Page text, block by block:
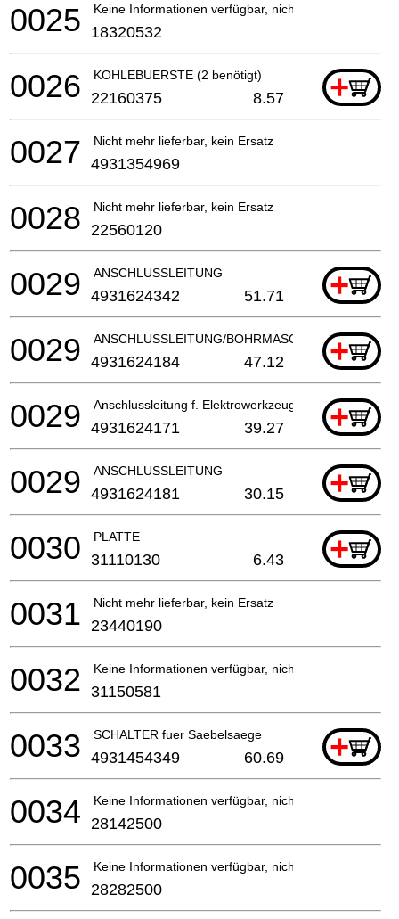
Keine Informationen verfügbar, nicht bestellbar
0025 18320532
KOHLEBUERSTE (2 benötigt) +
0026 22160375 8.57
Nicht mehr lieferbar, kein Ersatz
0027 4931354969
Nicht mehr lieferbar, kein Ersatz
0028 22560120
ANSCHLUSSLEITUNG +
0029 4931624342 51.71
ANSCHLUSSLEITUNG/BOHRMASCHINE+
0029 4931624184 47.12
Anschlussleitung f. Elektrowerkzeuge +
0029 4931624171 39.27
ANSCHLUSSLEITUNG +
0029 4931624181 30.15
PLATTE +
0030 31110130 6.43
Nicht mehr lieferbar, kein Ersatz
0031 23440190
Keine Informationen verfügbar, nicht bestellbar
0032 31150581
SCHALTER fuer Saebelsaege +
0033 4931454349 60.69
Keine Informationen verfügbar, nicht bestellbar
0034 28142500
Keine Informationen verfügbar, nicht bestellbar
0035 28282500